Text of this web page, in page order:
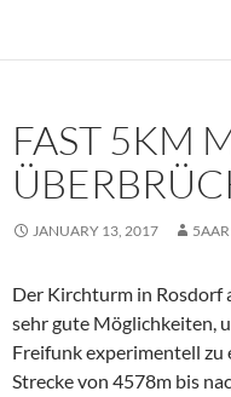
FAST 5KM
JANUARY 13, 2017 5AAR
Der Kirchturm in Rosdorf
sehr gute Möglichkeiten,
Freifunk experimentell
Strecke von 4578m bis